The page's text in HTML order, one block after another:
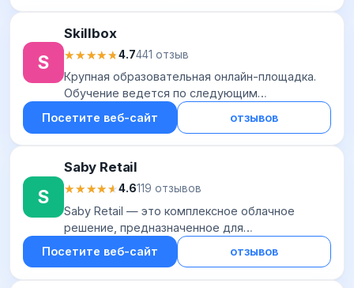
S
Skillbox
★★★★★
★★★★★4.7441 отзыв
Крупная образовательная онлайн-площадка.
Обучение ведется по следующим
направлениям: дизайн; программирование и IT-
технологии; управление проектами; маркетинг
Посетите веб-сайт отзывов
S
Saby Retail
★★★★★
★★★★★4.6119 отзывов
Saby Retail — это комплексное облачное
решение, предназначенное для
автоматизации бизнес-процессов в розничной
торговле, включая онлайн-формат. Платформа
Посетите веб-сайт отзывов